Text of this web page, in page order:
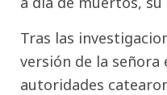
Tras las
versión de la
autoridades